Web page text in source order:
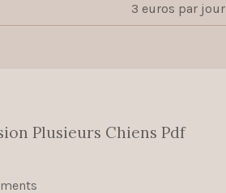
3 euros par jour
Plusieurs Chiens Pdf